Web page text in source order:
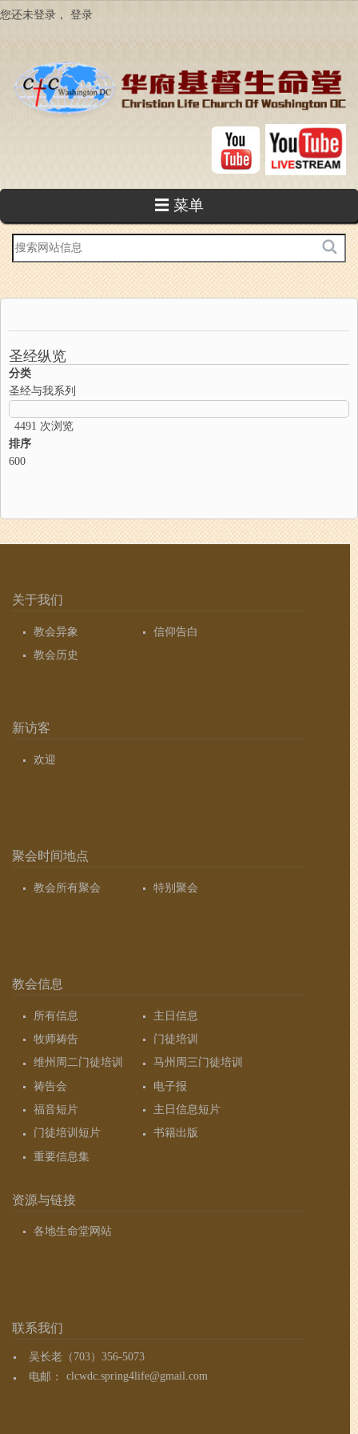
跳
您还未登录， 登录
☰ 菜单
站
内
搜
索
圣经纵览
分类
圣经与我系列
4491 次浏览
排序
600
关于我们
教会异象
信仰告白
教会历史
新访客
欢迎
聚会时间地点
教会所有聚会 特别聚会
教会信息
所有信息
主日信息
牧师祷告
门徒培训
维州周二门徒培训
马州周三门徒培训
祷告会
电子报
福音短片
主日信息短片
门徒培训短片
书籍出版
重要信息集
资源与链接
各地生命堂网站
联系我们
吴长老（703）356-5073
电邮：
clcwdc.spring4life@gmail.com